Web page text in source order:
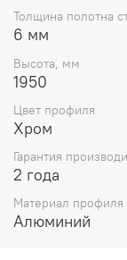
Толщина полотна
6 мм
Высота, мм
1950
Цвет профиля
Хром
Гарантия
2 года
Материал профиля
Алюминий